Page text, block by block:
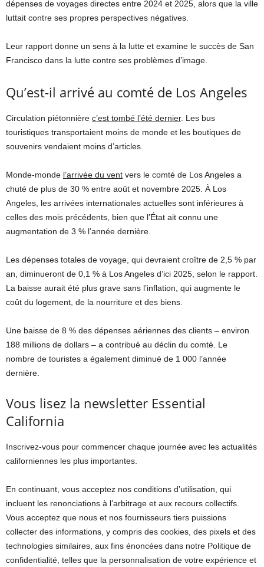
dépenses de voyages directes entre 2024 et 2025, alors que la ville
luttait contre ses propres perspectives négatives.
Leur rapport donne un sens à la lutte et examine le succès de San
Francisco dans la lutte contre ses problèmes d’image.
Qu’est-il arrivé au comté de Los Angeles
Circulation piétonnière c’est tombé l’été dernier. Les bus
touristiques transportaient moins de monde et les boutiques de
souvenirs vendaient moins d’articles.
Monde-monde l’arrivée du vent vers le comté de Los Angeles a
chuté de plus de 30 % entre août et novembre 2025. À Los
Angeles, les arrivées internationales actuelles sont inférieures à
celles des mois précédents, bien que l’État ait connu une
augmentation de 3 % l’année dernière.
Les dépenses totales de voyage, qui devraient croître de 2,5 % par
an, diminueront de 0,1 % à Los Angeles d’ici 2025, selon le rapport.
La baisse aurait été plus grave sans l’inflation, qui augmente le
coût du logement, de la nourriture et des biens.
Une baisse de 8 % des dépenses aériennes des clients – environ
188 millions de dollars – a contribué au déclin du comté. Le
nombre de touristes a également diminué de 1 000 l’année
dernière.
Vous lisez la newsletter Essential
California
Inscrivez-vous pour commencer chaque journée avec les actualités
californiennes les plus importantes.
En continuant, vous acceptez nos conditions d’utilisation, qui
incluent les renonciations à l’arbitrage et aux recours collectifs.
Vous acceptez que nous et nos fournisseurs tiers puissions
collecter des informations, y compris des cookies, des pixels et des
technologies similaires, aux fins énoncées dans notre Politique de
confidentialité, telles que la personnalisation de votre expérience et